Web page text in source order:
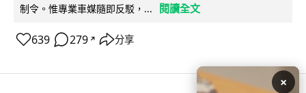
制令。惟專業車媒隨即反駁，...
閱讀全文
639 279 ↗ 分享
×